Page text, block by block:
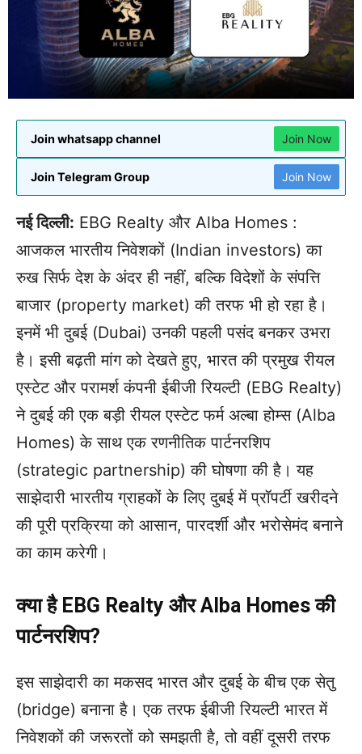
Join whatsapp channel Join Now
Join Telegram Group Join Now
नई दिल्ली: EBG Realty और Alba Homes :
आजकल भारतीय निवेशकों (Indian investors) का
रुख सिर्फ देश के अंदर ही नहीं, बल्कि विदेशों के संपत्ति
बाजार (property market) की तरफ भी हो रहा है।
इनमें भी दुबई (Dubai) उनकी पहली पसंद बनकर उभरा
है। इसी बढ़ती मांग को देखते हुए, भारत की प्रमुख रीयल
एस्टेट और परामर्श कंपनी ईबीजी रियल्टी (EBG Realty)
ने दुबई की एक बड़ी रीयल एस्टेट फर्म अल्बा होम्स (Alba
Homes) के साथ एक रणनीतिक पार्टनरशिप
(strategic partnership) की घोषणा की है। यह
साझेदारी भारतीय ग्राहकों के लिए दुबई में प्रॉपर्टी खरीदने
की पूरी प्रक्रिया को आसान, पारदर्शी और भरोसेमंद बनाने
का काम करेगी।
क्या है EBG Realty और Alba Homes की
पार्टनरशिप?
इस साझेदारी का मकसद भारत और दुबई के बीच एक सेतु
(bridge) बनाना है। एक तरफ ईबीजी रियल्टी भारत में
निवेशकों की जरूरतों को समझती है, तो वहीं दूसरी तरफ